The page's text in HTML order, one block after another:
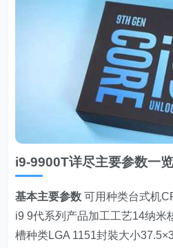
i9-9900T详尽主要参数一览
基本主要参数 可用种类台式机
i9 9代系列产品加工工艺14纳米
槽种类LGA 1151封裝大小